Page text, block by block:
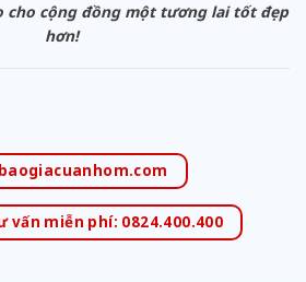
cho cộng đồng một tương lai tốt đẹp
hơn!
vấn miễn phí: 0824.400.400